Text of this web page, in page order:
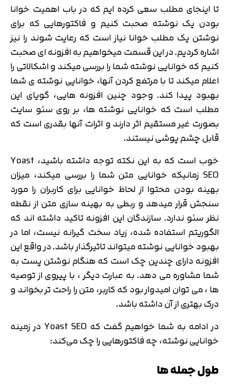
تا اینجای مطلب سعی کرده ایم که در باب اهمیت خوانا
بودن یک نوشته صحبت کنیم و فاکتورهایی که برای
نوشتن یک مطلب خوانا نیاز است که رعایت شوند را نیز
اشاره کردیم. در این قسمت میخواهیم به افزونه ای صحبت
کنیم که خوانایی نوشته شما را بررسی میکند و اشکالاتی را
اعلام میکند تا با مرتفع کردن آنها، خوانایی نوشته ی شما
بهبود پیدا کند. وجود چنین افزونه هایی، گویای این
مطلب است که خوانایی نوشته ها، بر روی سئو سایت
بصورت غیر مستقیم اثر دارند و اثرات آنها بقدری است که
قابل چشم پوشی نیستند.
خوب است که به این نکته توجه داشته باشید، Yoast
SEO زمانیکه خوانایی متن شما را بررسی میکند، میزان
بهینه بودن محتوا از لحاظ خوانایی برای کاربران را مورد
سنجش قرار میدهد و ربطی به بهینه سازی متن از نقطه
نظر سئو ندارد. سازندگان این افزونه تاکید داشته اند که
الگوریتم استفاده شده، زیاد سخت گیرانه نیست، اما در
بهبود خوانایی نوشته میتواند تاثیرگذار باشد. در واقع این
افزونه دارای چندین چک است که هنگام نوشتن پست به
شما مشاوره می دهد. به عبارت دیگر ، با پیروی از توصیه
ها ، می توان امیدوار بود که کاربر، متن را راحت تر بخواند و
درک بهتری از آن داشته باشد.
در ادامه به شما خواهیم گفت که Yoast SEO در زمینه
خوانایی نوشته، چه فاکتورهایی را چک می‌کند:
طول جمله ها
تایید کد
کد ارسال شده را وارد کنید
تایید کد
دریافت مجدد کد:
متوجه شدم